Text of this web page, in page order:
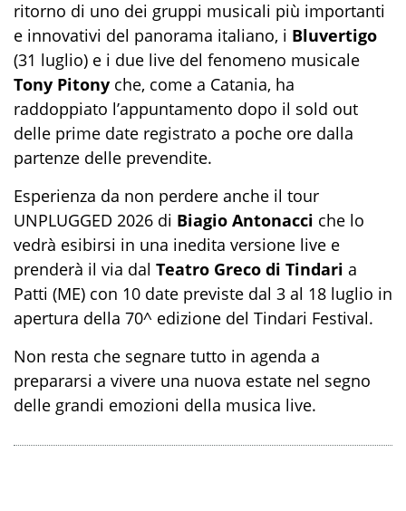
ritorno di uno dei gruppi musicali più importanti
e innovativi del panorama italiano, i Bluvertigo
(31 luglio) e i due live del fenomeno musicale
Tony Pitony che, come a Catania, ha
raddoppiato l’appuntamento dopo il sold out
delle prime date registrato a poche ore dalla
partenze delle prevendite.
Esperienza da non perdere anche il tour
UNPLUGGED 2026 di Biagio Antonacci che lo
vedrà esibirsi in una inedita versione live e
prenderà il via dal Teatro Greco di Tindari a
Patti (ME) con 10 date previste dal 3 al 18 luglio in
apertura della 70^ edizione del Tindari Festival.
Non resta che segnare tutto in agenda a
prepararsi a vivere una nuova estate nel segno
delle grandi emozioni della musica live.